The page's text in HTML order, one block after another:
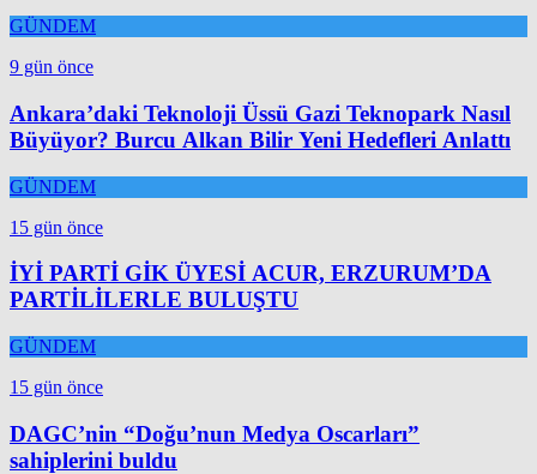
GÜNDEM
9 gün önce
Ankara’daki Teknoloji Üssü Gazi Teknopark Nasıl
Büyüyor? Burcu Alkan Bilir Yeni Hedefleri Anlattı
GÜNDEM
15 gün önce
İYİ PARTİ GİK ÜYESİ ACUR, ERZURUM’DA
PARTİLİLERLE BULUŞTU
GÜNDEM
15 gün önce
DAGC’nin “Doğu’nun Medya Oscarları”
sahiplerini buldu